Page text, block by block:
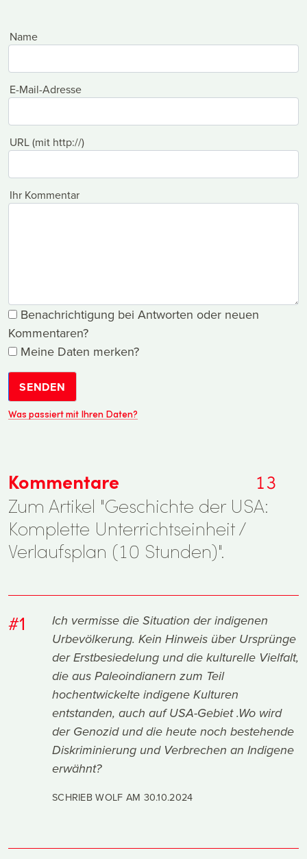
Name
E-Mail-Adresse
URL (mit http://)
Ihr Kommentar
Benachrichtigung bei Antworten oder neuen
Kommentaren?
Meine Daten merken?
SENDEN
Was passiert mit Ihren Daten?
Kommentare
13
Zum Artikel "Geschichte der USA:
Komplette Unterrichtseinheit /
Verlaufsplan (10 Stunden)".
#1
Ich vermisse die Situation der indigenen
Urbevölkerung. Kein Hinweis über Ursprünge
der Erstbesiedelung und die kulturelle Vielfalt,
die aus Paleoindianern zum Teil
hochentwickelte indigene Kulturen
entstanden, auch auf USA-Gebiet .Wo wird
der Genozid und die heute noch bestehende
Diskriminierung und Verbrechen an Indigene
erwähnt?
SCHRIEB WOLF AM 30.10.2024